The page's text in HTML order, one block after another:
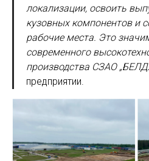
локализации, освоить
кузовных компонентов и
рабочие места. Это
современного
производства СЗАО
предприятии.